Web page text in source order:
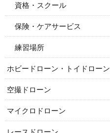
資格・スクール
保険・ケアサービス
練習場所
ホビードローン・トイドローン
空撮ドローン
マイクロドローン